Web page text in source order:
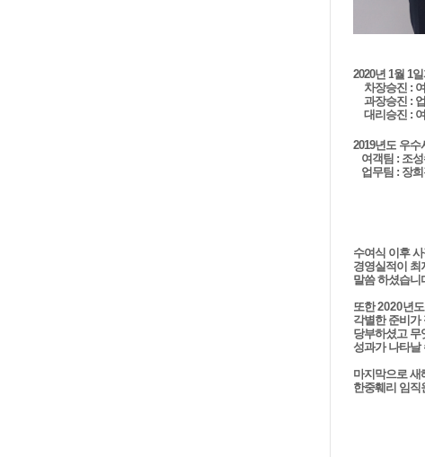
2020년 1월 1
차장승진 :
과장승진 :
대리 승진 :
2019년도 우수
여객팀 : 조
업무팀 : 장
수여식 이후
경영실적이 최
말씀 하셨습니
또한2020년
각별한 준비가
당부하셨고 무
성과가나타날
마지막으로 새
한중훼리 임직